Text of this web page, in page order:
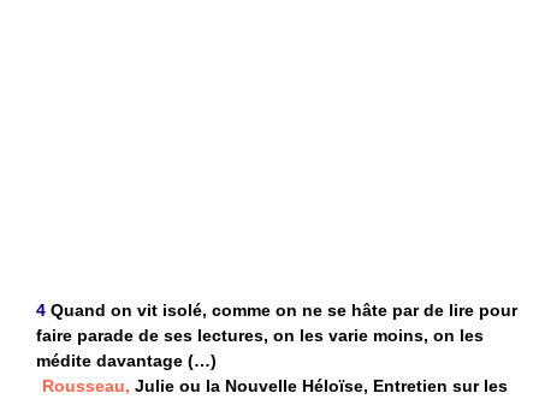
4 Quand on vit isolé, comme on ne se hâte par de lire pour
faire parade de ses lectures, on les varie moins, on les
médite davantage (…)
Rousseau, Julie ou la Nouvelle Héloïse, Entretien sur les